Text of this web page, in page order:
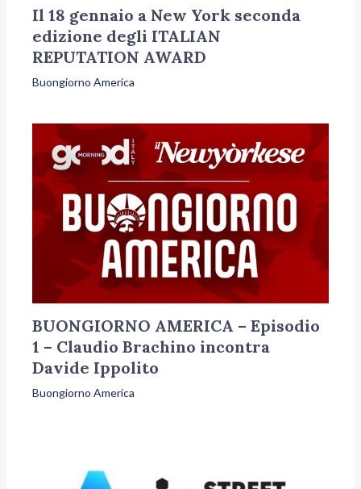
Il 18 gennaio a New York seconda
edizione degli ITALIAN
REPUTATION AWARD
Buongiorno America
BUONGIORNO AMERICA – Episodio
1 – Claudio Brachino incontra
Davide Ippolito
Buongiorno America